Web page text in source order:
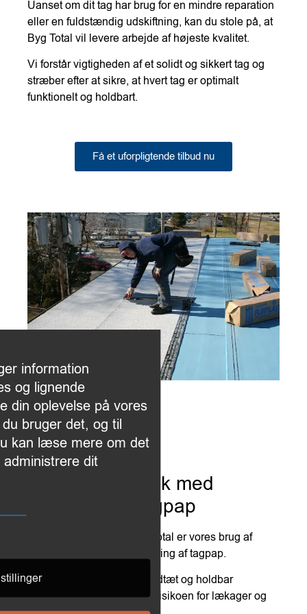
Uanset om dit tag har brug for en mindre reparation
eller en fuldstændig udskiftning, kan du stole på, at
Byg Total vil levere arbejde af højeste kvalitet.
Vi forstår vigtigheden af et solidt og sikkert tag og
stræber efter at sikre, at hvert tag er optimalt
funktionelt og holdbart.
Få et uforpligtende tilbud nu
Avanceret teknik med
svejsning af tagpap
En særlig styrke ved Byg Total er vores brug af
svejsning til sømløs montering af tagpap.
Denne teknik sikrer en vandtæt og holdbar
forsegling, som minimerer risikoen for lækager og
information
og lignende
din oplevelse på vores
bruger det, og til
kan læse mere om det
dit